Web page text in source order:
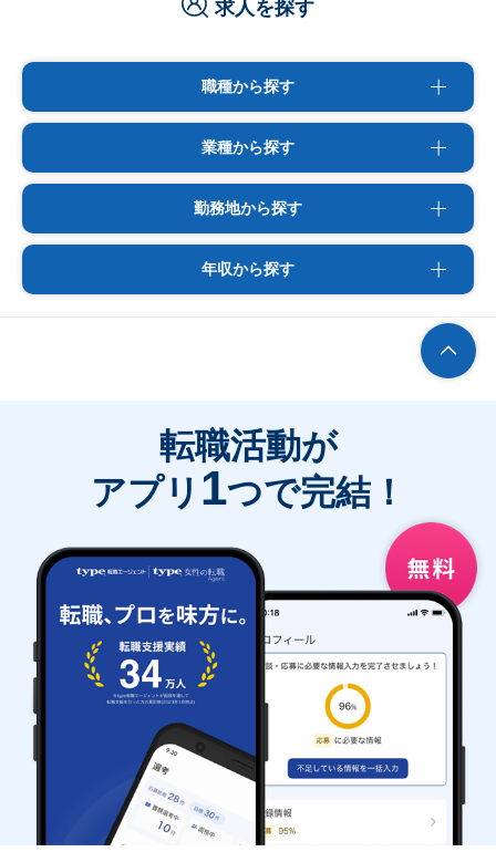
求人を探す
職種から探す
業種から探す
勤務地から探す
年収から探す
転職活動が
アプリ 1つで完結！